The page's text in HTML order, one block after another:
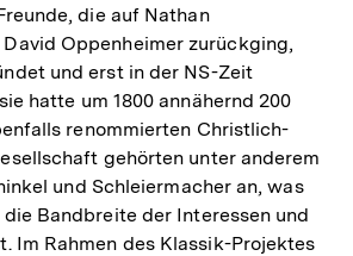
die auf Nathan
Oppenheimer zurückging,
und erst in der NS-Zeit
hatte um 1800 annähernd 200
renommierten Christlich-
gehörten unter anderem
und Schleiermacher an, was
Bandbreite der Interessen und
Im Rahmen des Klassik-Projektes